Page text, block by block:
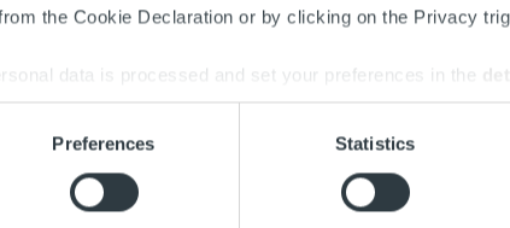
the Cookie Declaration or by clicking on the Privacy
data is processed and set your preferences in the
and ads, to provide social media features and to
to them or that they’ve collected from your use of
Preferences Statistics
mutta liikkuu aktiivisesti Kuopion ja Helsingin väliä.
aloittaa tehtävässään 1.3.2018 ja raportoi Ropon